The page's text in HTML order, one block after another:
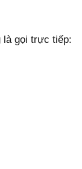
là gọi trực tiếp: